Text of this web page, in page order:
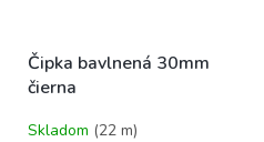
Čipka bavlnená 30mm
čierna
Skladom (22 m)